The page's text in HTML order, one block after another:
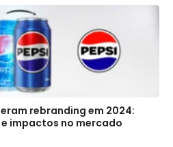
rebranding em 2024:
impactos no mercado